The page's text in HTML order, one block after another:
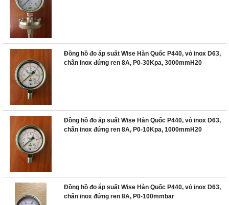
Đồng hồ đo áp suất Wise Hàn Quốc P440, vỏ inox D63,
chân inox đứng ren 8A, P0-30Kpa, 3000mmH20
Đồng hồ đo áp suất Wise Hàn Quốc P440, vỏ inox D63,
chân inox đứng ren 8A, P0-10Kpa, 1000mmH20
Đồng hồ đo áp suất Wise Hàn Quốc P440, vỏ inox D63,
chân inox đứng ren 8A, P0-100mmbar